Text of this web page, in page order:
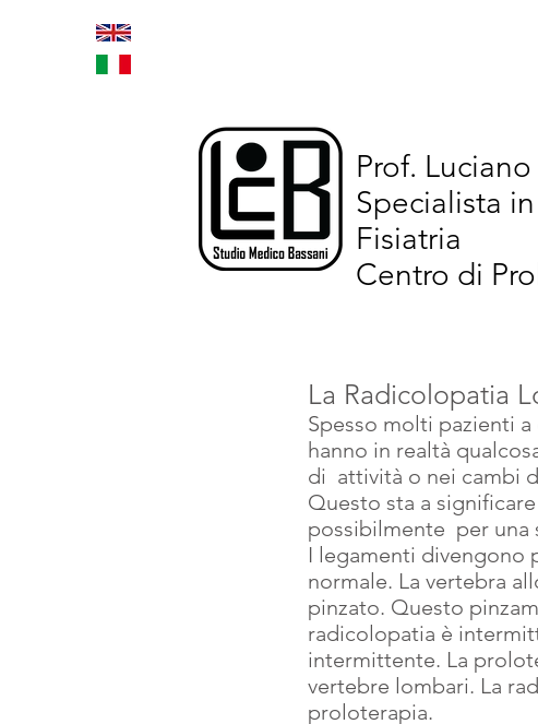
Prof.
Specialista
Fisiatria
Centro di
La Radicolopatia
Spesso molti pazienti
hanno in realtà
di  attività o nei cambi
Questo sta a
possibilmente  per
I legamenti divengono
normale. La vertebra
pinzato. Questo
radicolopatia è
intermittente. La
vertebre lombari. La
proloterapia.